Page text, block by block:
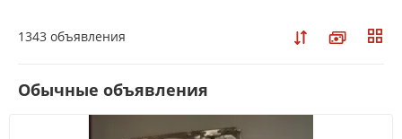
1343 объявления
Обычные объявления